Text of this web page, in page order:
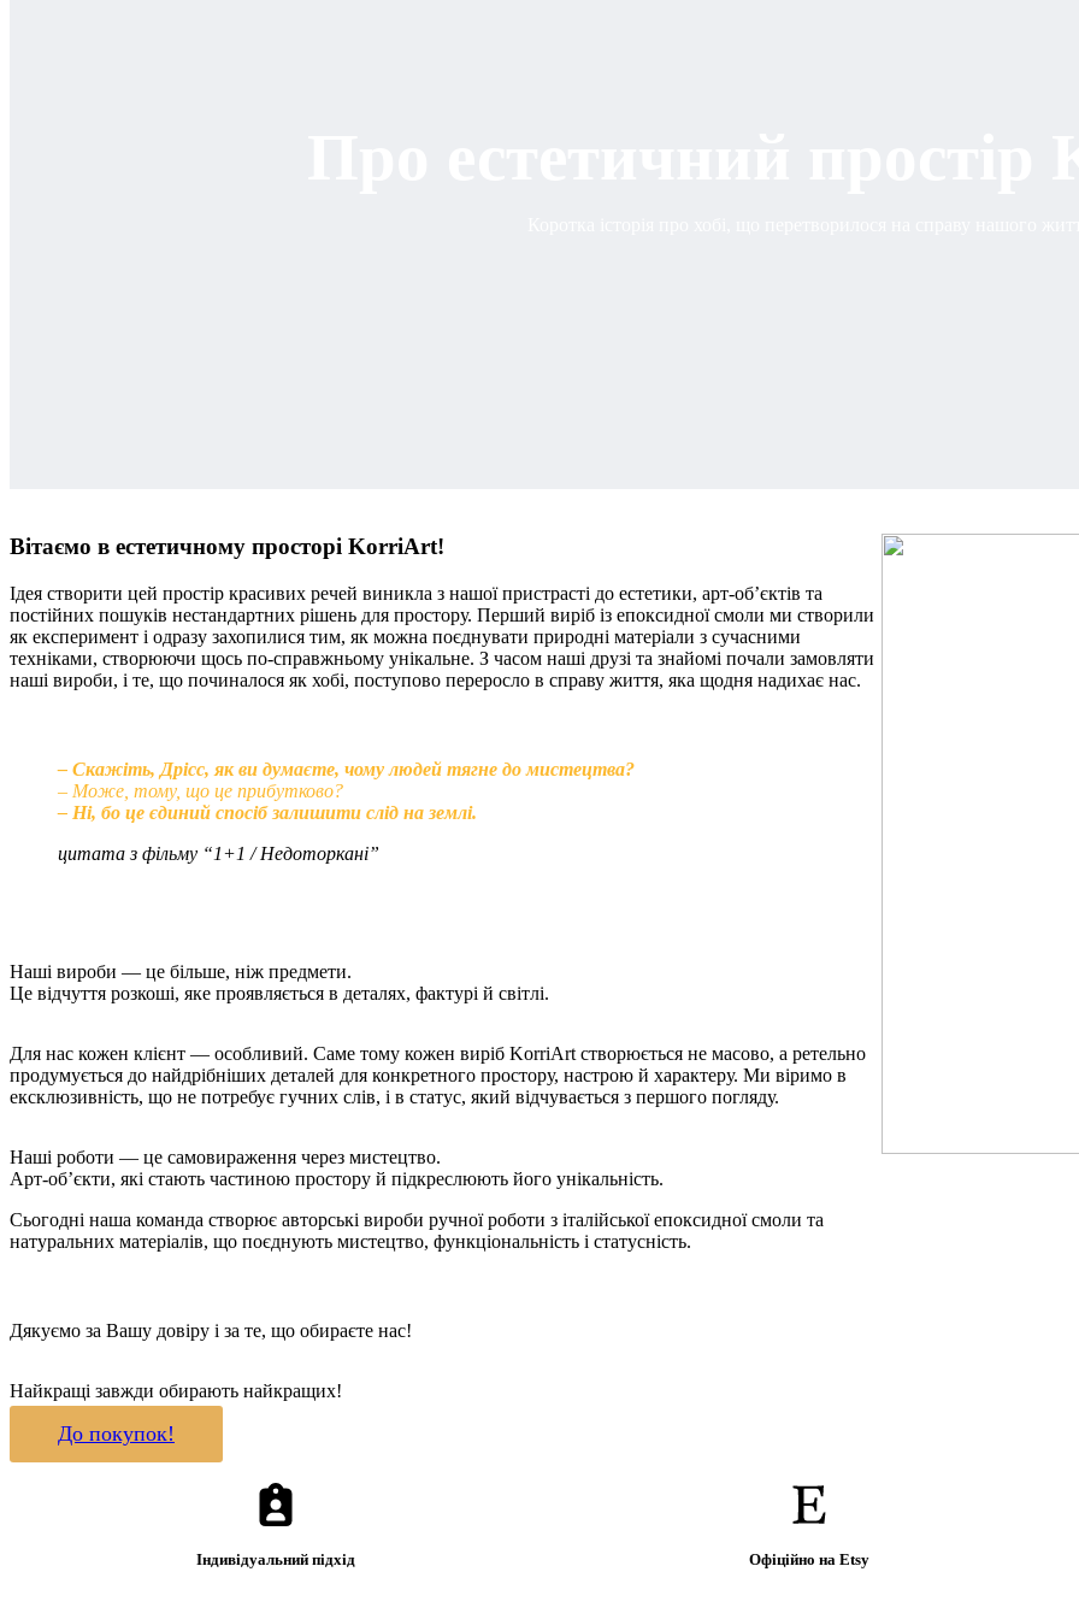
Вітаємо в естетичному просторі KorriArt!
Ідея створити цей простір красивих речей виникла з нашої пристрасті до естетики, арт-об’єктів та
постійних пошуків нестандартних рішень для простору. Перший виріб із епоксидної смоли ми створили
як експеримент і одразу захопилися тим, як можна поєднувати природні матеріали з сучасними
техніками, створюючи щось по-справжньому унікальне. З часом наші друзі та знайомі почали замовляти
наші вироби, і те, що починалося як хобі, поступово переросло в справу життя, яка щодня надихає нас.
– Скажіть, Дрісс, як ви думаєте, чому людей тягне до мистецтва?
– Може, тому, що це прибутково?
– Ні, бо це єдиний спосіб залишити слід на землі.
цитата з фільму “1+1 / Недоторкані”
Наші вироби — це більше, ніж предмети.
Це відчуття розкоші, яке проявляється в деталях, фактурі й світлі.
Для нас кожен клієнт — особливий. Саме тому кожен виріб KorriArt створюється не масово, а ретельно
продумується до найдрібніших деталей для конкретного простору, настрою й характеру. Ми віримо в
ексклюзивність, що не потребує гучних слів, і в статус, який відчувається з першого погляду.
Наші роботи — це самовираження через мистецтво.
Арт-об’єкти, які стають частиною простору й підкреслюють його унікальність.
Сьогодні наша команда створює авторські вироби ручної роботи з італійської епоксидної смоли та
натуральних матеріалів, що поєднують мистецтво, функціональність і статусність.
Дякуємо за Вашу довіру і за те, що обираєте нас!
Найкращі завжди обирають найкращих!
До покупок!
Індивідуальний підхід Офіційно на Etsy